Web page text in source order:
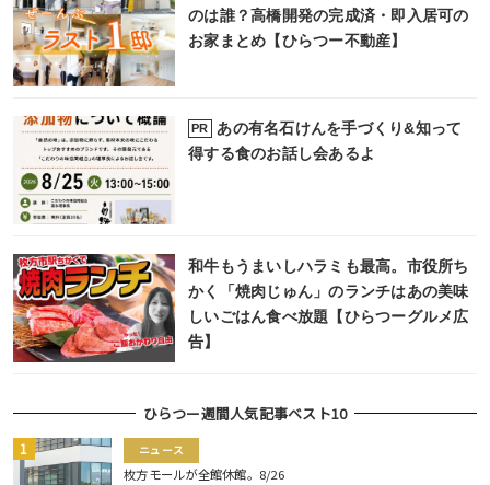
のは誰？高橋開発の完成済・即入居可の
お家まとめ【ひらつー不動産】
PR
あの有名石けんを手づくり&知って
得する食のお話し会あるよ
和牛もうまいしハラミも最高。市役所ち
かく「焼肉じゅん」のランチはあの美味
しいごはん食べ放題【ひらつーグルメ広
告】
ひらつー週間人気記事ベスト10
ニュース
枚方モールが全館休館。8/26